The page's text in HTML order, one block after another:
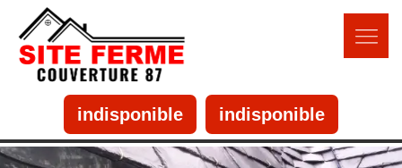
indisponible indisponible